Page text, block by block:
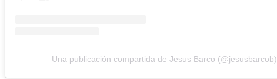
Una publicación compartida de Jesus Barco (@jesusbarcob)